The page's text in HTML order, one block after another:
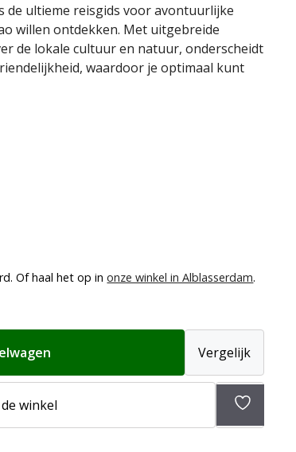
de ultieme reisgids voor avontuurlijke
willen ontdekken. Met uitgebreide
de lokale cultuur en natuur, onderscheidt
waardoor je optimaal kunt
Of haal het op inonze winkel in Alblasserdam.
Vergelijk
winkel